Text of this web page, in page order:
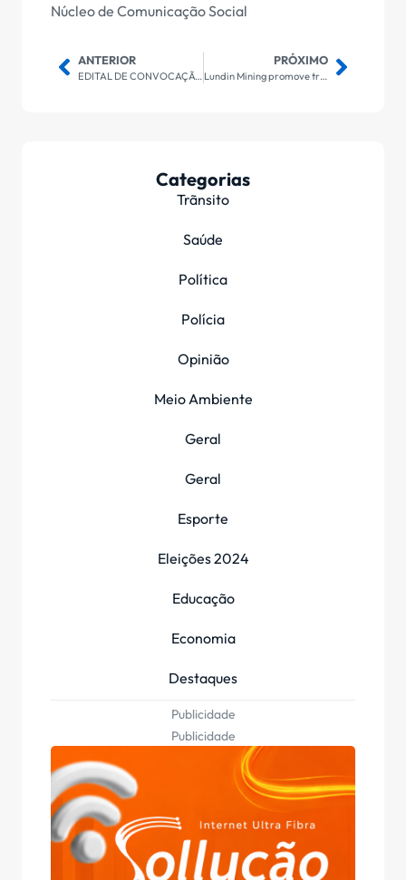
Núcleo de Comunicação Social
ANTERIOR
EDITAL DE CONVOCAÇÃO DE ASSEMBLEIA GERAL EXTRAORDINÁRIA
PRÓXIMO
Lundin Mining promove treinamento simulado de segurança para barragem de mineração
Categorias
Trãnsito
Saúde
Política
Polícia
Opinião
Meio Ambiente
Geral
Geral
Esporte
Eleições 2024
Educação
Economia
Destaques
Publicidade
Publicidade